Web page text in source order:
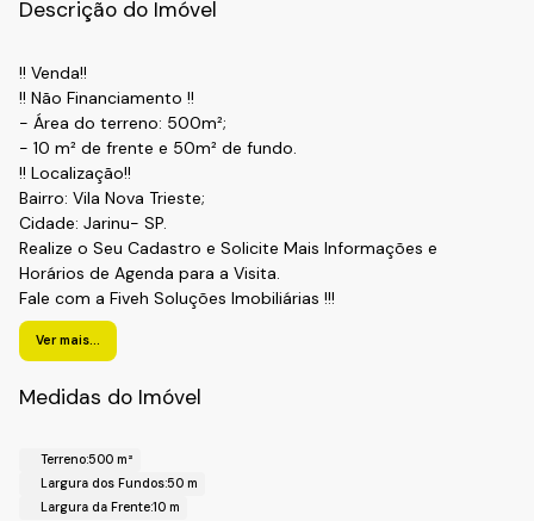
Descrição do Imóvel
!! Venda!!
!! Não Financiamento !!
- Área do terreno: 500m²;
- 10 m² de frente e 50m² de fundo.
!! Localização!!
Bairro: Vila Nova Trieste;
Cidade: Jarinu- SP.
Realize o Seu Cadastro e Solicite Mais Informações e
Horários de Agenda para a Visita.
Fale com a Fiveh Soluções Imobiliárias !!!
(11) 4492-7939 / (11) 9 3055-8033 (WhatsApp).
Ver mais...
Medidas do Imóvel
Terreno:500 m²
Largura dos Fundos:50 m
Largura da Frente:10 m